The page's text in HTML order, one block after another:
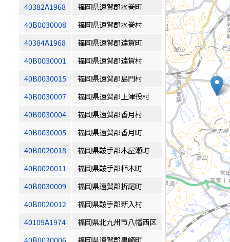
40382A1968
福岡県遠賀郡水巻町
40B0030008
福岡県遠賀郡水巻村
40384A1968
福岡県遠賀郡遠賀町
40B0030001
福岡県遠賀郡遠賀村
40B0030015
福岡県遠賀郡島門村
40B0030007
福岡県遠賀郡上津役村
40B0030004
福岡県遠賀郡香月村
40B0030005
福岡県遠賀郡香月町
40B0020018
福岡県鞍手郡木屋瀬町
40B0020011
福岡県鞍手郡植木町
40B0030009
福岡県遠賀郡折尾町
40B0020012
福岡県鞍手郡新入村
40109A1974
福岡県北九州市八幡西区
40B0030006
福岡県遠賀郡黒崎町